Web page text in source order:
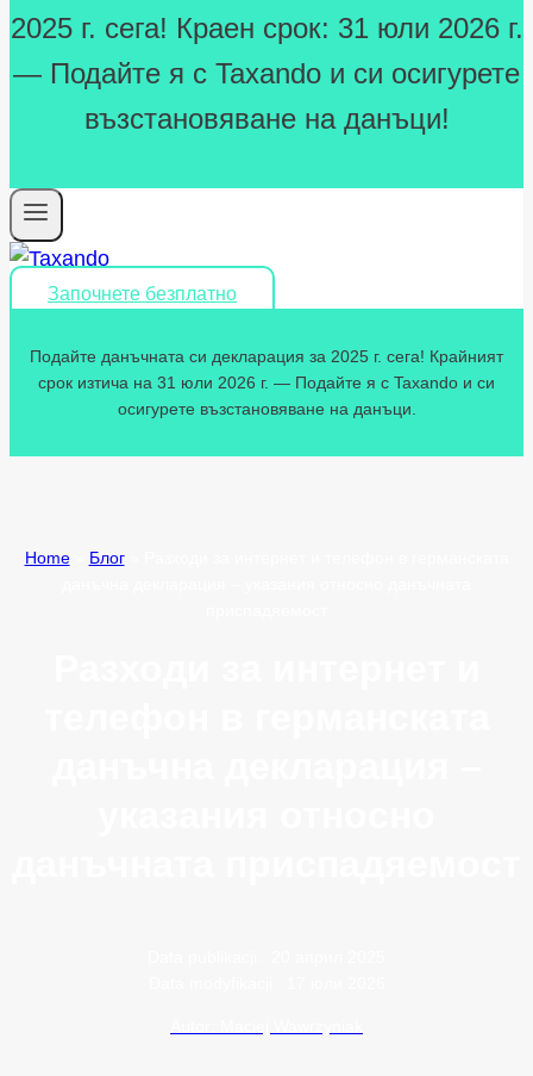
2025 г. сега! Краен срок: 31 юли 2026 г.
— Подайте я с Taxando и си осигурете
възстановяване на данъци!
Започнете безплатно
Подайте данъчната си декларация за 2025 г. сега! Крайният
срок изтича на 31 юли 2026 г. — Подайте я с Taxando и си
осигурете възстановяване на данъци.
Home» Блог»